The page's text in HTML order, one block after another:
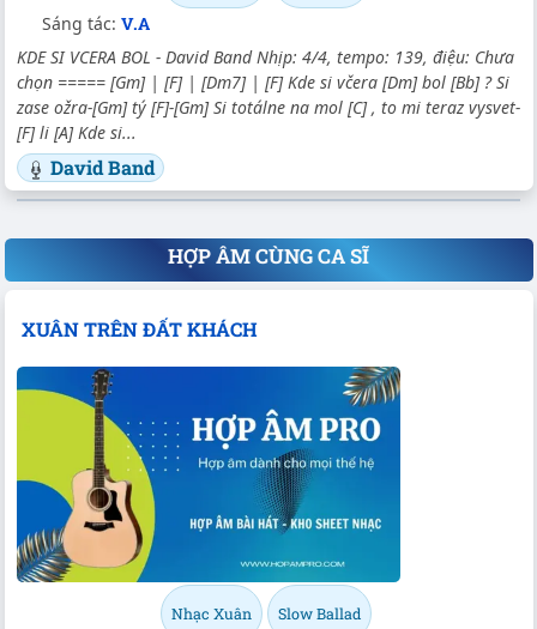
Sáng tác: V.A
KDE SI VCERA BOL - David Band Nhịp: 4/4, tempo: 139, điệu: Chưa
chọn ===== [Gm] | [F] | [Dm7] | [F] Kde si včera [Dm] bol [Bb] ? Si
zase ožra-[Gm] tý [F]-[Gm] Si totálne na mol [C] , to mi teraz vysvet-
[F] li [A] Kde si...
David Band
HỢP ÂM CÙNG CA SĨ
XUÂN TRÊN ĐẤT KHÁCH
Nhạc Xuân Slow Ballad